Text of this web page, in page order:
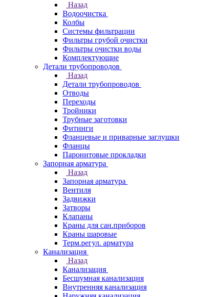
Назад
Водоочистка
Колбы
Системы фильтрации
Фильтры грубой очистки
Фильтры очистки воды
Комплектующие
Детали трубопроводов
Назад
Детали трубопроводов
Отводы
Переходы
Тройники
Трубные заготовки
Фитинги
Фланцевые и приварные заглушки
Фланцы
Паронитовые прокладки
Запорная арматура
Назад
Запорная арматура
Вентиля
Задвижки
Затворы
Клапаны
Краны для сан.приборов
Краны шаровые
Терм.регул. арматура
Канализация
Назад
Канализация
Бесшумная канализация
Внутренняя канализация